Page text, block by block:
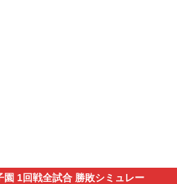
園 1回戦全試合 勝敗シミュレー